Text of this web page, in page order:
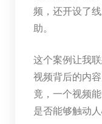
频，还开设了
助。
这个案例让我
视频背后的内
竟，一个视频
是否能够触动